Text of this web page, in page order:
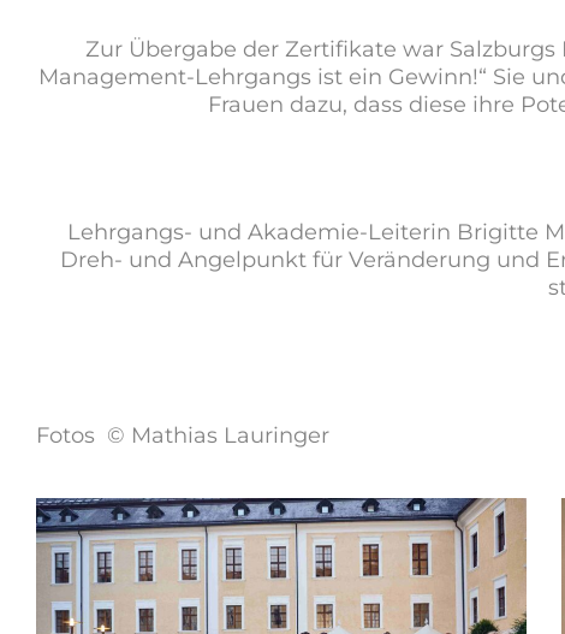
Zur Übergabe der Zertifikate war
Management-Lehrgangs ist ein Gewinn!“ Sie
Frauen dazu, dass diese ihre
Lehrgangs- und Akademie-Leiterin Brigitte
Dreh- und Angelpunkt für Veränderung und
Fotos © Mathias Lauringer